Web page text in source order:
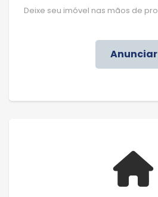
Deixe seu imóvel nas mãos de
Anunciar